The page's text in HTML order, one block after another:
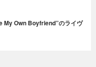
My Own Boyfriend”のライヴ